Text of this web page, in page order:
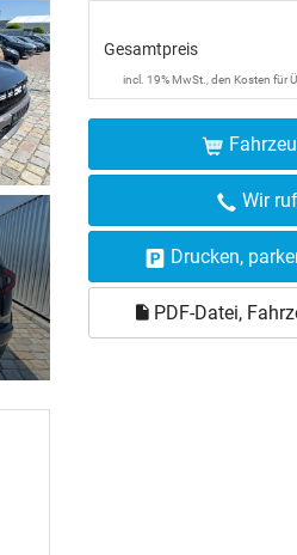
Gesamtpreis
incl. 19% MwSt., den Kosten für
Wir
Drucken,
PDF-Datei,